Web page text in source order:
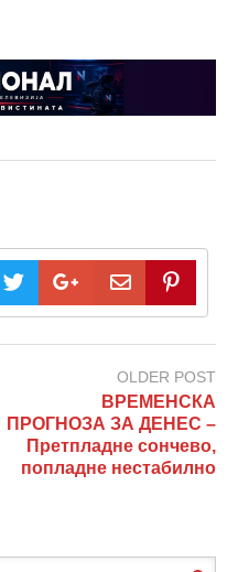
OLDER POST
ВРЕМЕНСКА
ПРОГНОЗА ЗА ДЕНЕС –
Претпладне сончево,
попладне нестабилно